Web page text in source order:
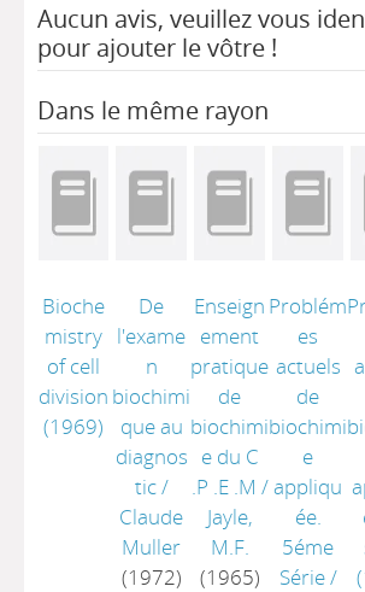
Aucun avis, veuillez vous
pour ajouter le vôtre !
Dans le même rayon
Bioche
mistry
of cell
division
(1969)
De
l'exame
n
biochimi
que au
diagnos
tic/
Claude
Muller
(1972)
Enseign
ement
pratique
de
biochimi
e du C
.P .E .M /
Jayle,
M.F.
(1965)
Problém
es
actuels
de
biochimi
e
appliqu
ée.
5éme
Série/